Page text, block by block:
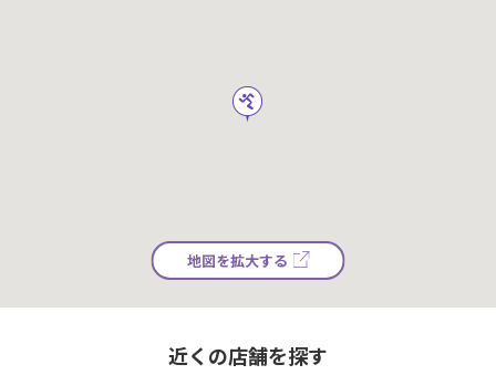
地図を拡大する
近くの店舗を探す